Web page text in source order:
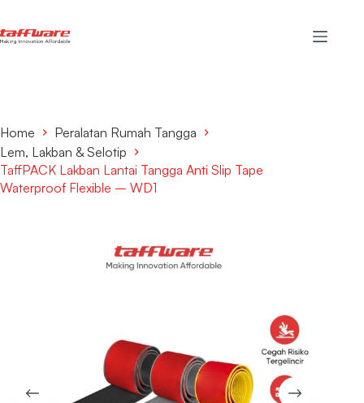
Home
Peralatan Rumah Tangga
Lem, Lakban & Selotip
TaffPACK Lakban Lantai Tangga Anti Slip Tape
Waterproof Flexible – WD1